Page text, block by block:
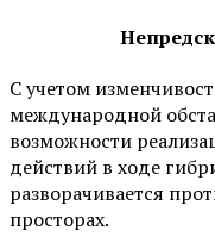
С учетом
международной
возможности
действий в ходе
разворачивается
просторах.